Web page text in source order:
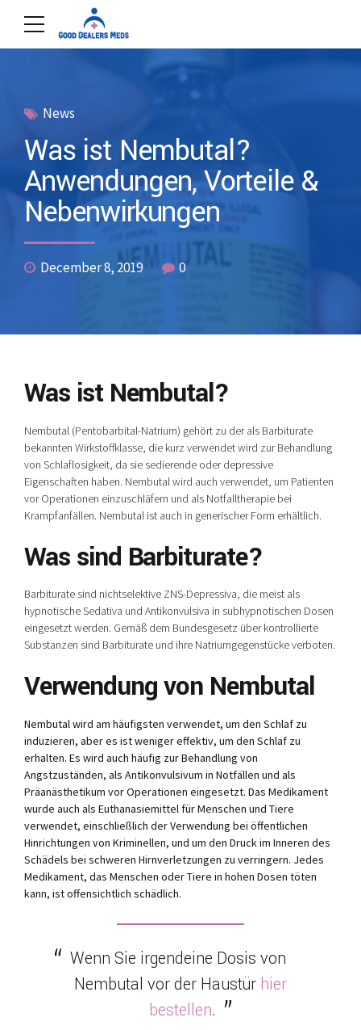
News
Was ist Nembutal?
Anwendungen, Vorteile &
Nebenwirkungen
December 8, 2019 0
Was ist Nembutal?
Nembutal (Pentobarbital-Natrium) gehört zu der als Barbiturate
bekannten Wirkstoffklasse, die kurz verwendet wird zur Behandlung
von Schlaflosigkeit, da sie sedierende oder depressive
Eigenschaften haben. Nembutal wird auch verwendet, um Patienten
vor Operationen einzuschläfern und als Notfalltherapie bei
Krampfanfällen. Nembutal ist auch in generischer Form erhältlich.
Was sind Barbiturate?
Barbiturate sind nichtselektive ZNS-Depressiva, die meist als
hypnotische Sedativa und Antikonvulsiva in subhypnotischen Dosen
eingesetzt werden. Gemäß dem Bundesgesetz über kontrollierte
Substanzen sind Barbiturate und ihre Natriumgegenstücke verboten.
Verwendung von Nembutal
Nembutal wird am häufigsten verwendet, um den Schlaf zu
induzieren, aber es ist weniger effektiv, um den Schlaf zu
erhalten. Es wird auch häufig zur Behandlung von
Angstzuständen, als Antikonvulsivum in Notfällen und als
Präanästhetikum vor Operationen eingesetzt. Das Medikament
wurde auch als Euthanasiemittel für Menschen und Tiere
verwendet, einschließlich der Verwendung bei öffentlichen
Hinrichtungen von Kriminellen, und um den Druck im Inneren des
Schädels bei schweren Hirnverletzungen zu verringern. Jedes
Medikament, das Menschen oder Tiere in hohen Dosen töten
kann, ist offensichtlich schädlich.
Wenn Sie irgendeine Dosis von
Nembutal vor der Haustür hier
bestellen.